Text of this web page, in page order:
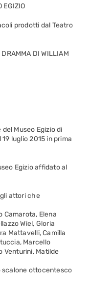
EGIZIO
prodotti dal Teatro
DI WILLIAM
Museo Egizio di
luglio 2015 in prima
Egizio affidato al
attori che
Camarota, Elena
Wiel, Gloria
Mattavelli, Camilla
Marcello
Venturini, Matilde
scalone ottocentesco